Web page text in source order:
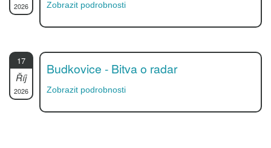
2026 Zobrazit podrobnosti
17
Říj
2026
Budkovice - Bitva o radar
Zobrazit podrobnosti